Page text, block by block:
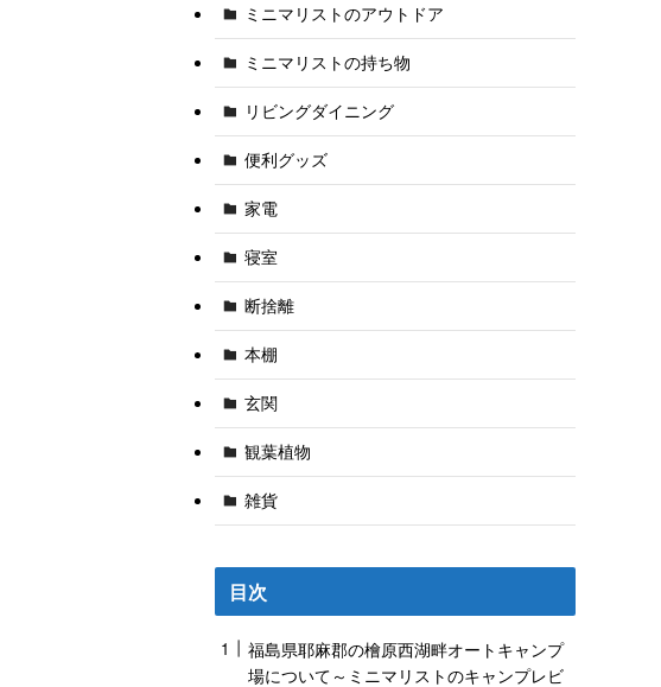
ミニマリストのアウトドア
ミニマリストの持ち物
リビングダイニング
便利グッズ
家電
寝室
断捨離
本棚
玄関
観葉植物
雑貨
目次
福島県耶麻郡の檜原西湖畔オートキャンプ
場について～ミニマリストのキャンプレビ